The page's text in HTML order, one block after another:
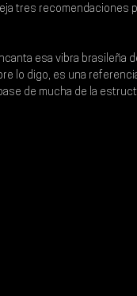
tres recomendaciones
esa vibra brasileña
lo digo, es una
de mucha de la